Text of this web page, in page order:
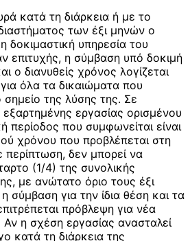
κατά τη διάρκεια ή με το
των έξι μηνών ο
δοκιμαστική υπηρεσία του
επιτυχής, η σύμβαση υπό δοκιμή
ο διανυθείς χρόνος λογίζεται
όλα τα δικαιώματα που
της λύσης της. Σε
εργασίας ορισμένου
περίοδος που συμφωνείται είναι
χρόνου που προβλέπεται στη
δεν μπορεί να
(1/4) της συνολικής
με ανώτατο όριο τους έξι
σύμβαση για την ίδια θέση και τα
πρόβλεψη για νέα
Αν η σχέση εργασίας ανασταλεί
κατά τη διάρκεια της